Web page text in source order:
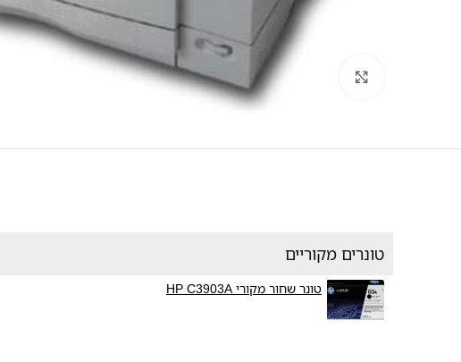
לחץ להגדלה
טונרים מקוריים
טונר שחור מקורי HP C3903A